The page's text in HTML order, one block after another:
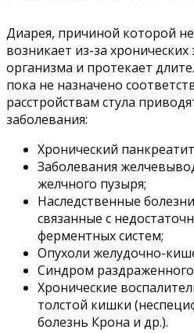
Диарея, причиной которой
возникает из-за
организма и протекает
пока не назначено
расстройствам стула
заболевания:
Хронический
Заболевания
желчного пузыря;
Наследственные
связанные с
ферментных систем;
Опухоли желудочно-
Синдром
Хронические
толстой кишки
болезнь Крона и др.).